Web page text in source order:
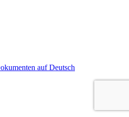
auf Deutsch